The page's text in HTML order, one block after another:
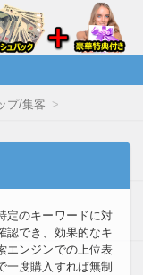
キャッシ
で激安で購入できま
プ/集客
定のキーワードに対
認でき、効果的なキ
エンジンでの上位表
一度購入すれば無制